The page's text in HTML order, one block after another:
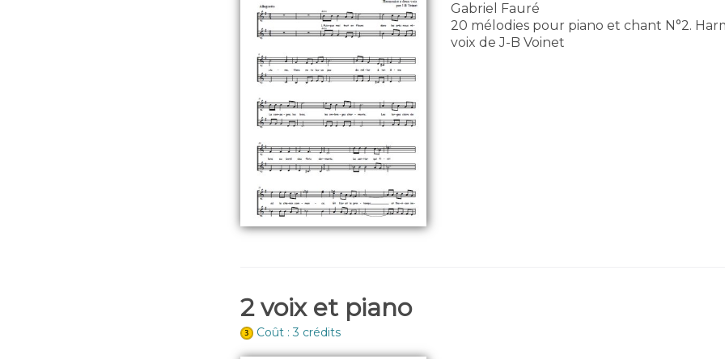
Gabriel Fauré
20 mélodies pour piano et chant N°2.
voix de J-B Voinet
2 voix et piano
Coût : 3 crédits